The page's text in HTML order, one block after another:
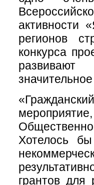
активности
регионов
конкурса
Хотелось
грантов для